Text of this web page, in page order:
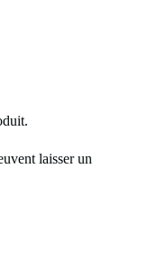
laisser un